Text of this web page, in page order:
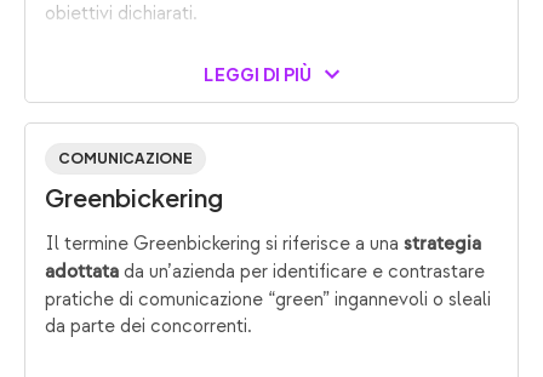
obiettivi dichiarati.
LEGGI DI PIÙ
COMUNICAZIONE
Greenbickering
Il termine Greenbickering si riferisce a una strategia
adottata da un’azienda per identificare e contrastare
pratiche di comunicazione “green” ingannevoli o sleali
da parte dei concorrenti.